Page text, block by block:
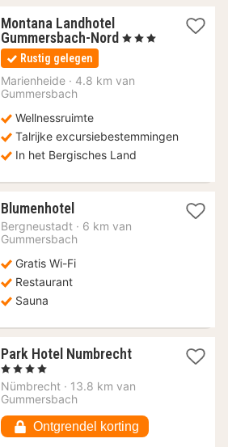
Montana Landhotel
Gummersbach-Nord 1
95
, 3 Sterren
Rustig gelegen
Marienheide · 4.8 km van
Gummersbach
Wellnessruimte
Talrijke excursiebestemmingen
In het Bergisches Land
Blumenhotel1
nacht
vanaf
€
Bergneustadt · 6 km van
Gummersbach
Gratis Wi-Fi
Restaurant
Sauna
Park Hotel Numbrecht1
vanaf
, 4 Sterren
Nümbrecht · 13.8 km van
Gummersbach
Ontgrendel korting